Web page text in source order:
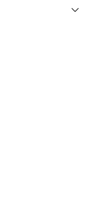
5000035968